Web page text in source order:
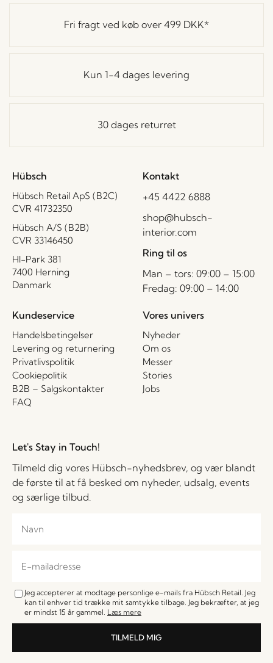
Fri fragt ved køb over 499 DKK*
Kun 1-4 dages levering
30 dages returret
Hübsch
Hübsch Retail ApS (B2C)
CVR 41732350
Hübsch A/S (B2B)
CVR 33146450
HI-Park 381
7400 Herning
Danmark
Kontakt
+45 4422 6888
shop@hubsch-
interior.com
Ring til os
Man – tors: 09:00 – 15:00
Fredag: 09:00 – 14:00
Kundeservice
Handelsbetingelser
Levering og returnering
Privatlivspolitik
Cookiepolitik
B2B – Salgskontakter
FAQ
Vores univers
Nyheder
Om os
Messer
Stories
Jobs
Let's Stay in Touch!
Tilmeld dig vores Hübsch-nyhedsbrev, og vær blandt
de første til at få besked om nyheder, udsalg, events
og særlige tilbud.
Jeg accepterer at modtage personlige e-mails fra Hübsch Retail. Jeg
kan til enhver tid trække mit samtykke tilbage. Jeg bekræfter, at jeg
er mindst 15 år gammel. Læs mere
TILMELD MIG